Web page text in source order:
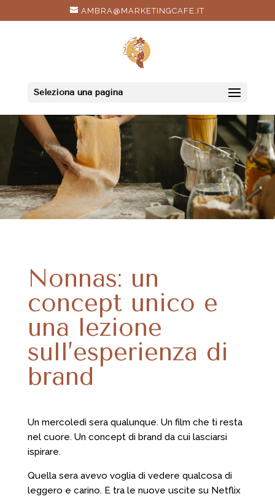
AMBRA@MARKETINGCAFE.IT
Seleziona una pagina
Nonnas: un
concept unico e
una lezione
sull’esperienza di
brand
Un mercoledì sera qualunque. Un film che ti resta
nel cuore. Un concept di brand da cui lasciarsi
ispirare.
Quella sera avevo voglia di vedere qualcosa di
leggero e carino. E tra le nuove uscite su Netflix